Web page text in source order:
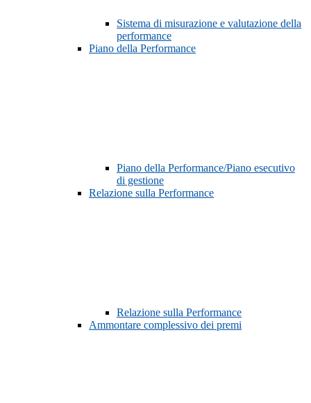
Sistema di misurazione e valutazione della
performance
Piano della Performance
Piano della Performance/Piano esecutivo
di gestione
Relazione sulla Performance
Relazione sulla Performance
Ammontare complessivo dei premi